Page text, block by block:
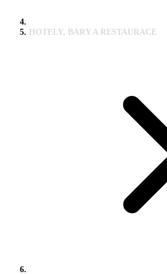
HOTELY, BARY A RESTAURACE